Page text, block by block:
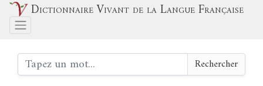
Dictionnaire Vivant de la Langue Française
Rechercher